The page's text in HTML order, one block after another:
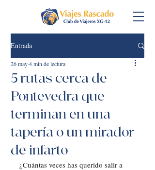
Entrada
5 rutas cerca de
Pontevedra que
terminan en una
tapería o un mirador
de infarto
26 may4 min de lectura
¿Cuántas veces has querido salir a